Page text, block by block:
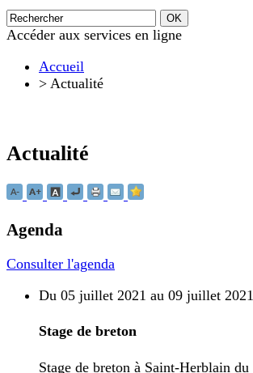
Accéder aux services en ligne
Accueil
> Actualité
Actualité
Agenda
Consulter l'agenda
Du 05 juillet 2021 au 09 juillet 2021
Stage de breton
Stage de breton à Saint-Herblain